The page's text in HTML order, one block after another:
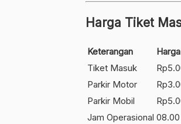
Harga Tiket
Keterangan
Tiket Masuk
Parkir Motor
Parkir Mobil
Jam Operasional 08.00